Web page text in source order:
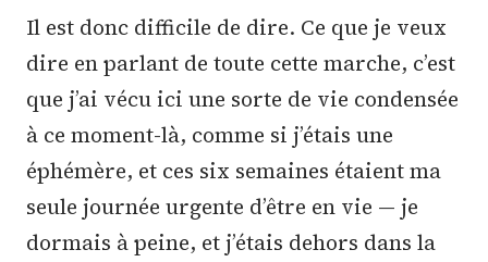
Il est donc difficile de dire. Ce que je veux
dire en parlant de toute cette marche, c’est
que j’ai vécu ici une sorte de vie condensée
à ce moment-là, comme si j’étais une
éphémère, et ces six semaines étaient ma
seule journée urgente d’être en vie — je
dormais à peine, et j’étais dehors dans la